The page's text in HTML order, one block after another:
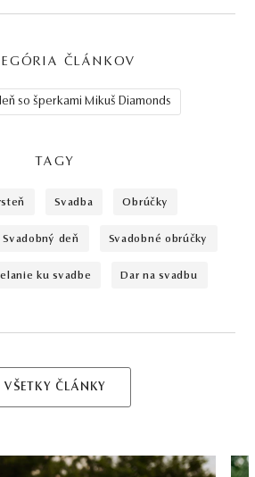
ČLÁNKOV
so šperkami Mikuš Diamonds
TAGY
svadba obrúčky
svadobný deň svadobné obrúčky
ku svadbe dar na svadbu
VŠETKY ČLÁNKY